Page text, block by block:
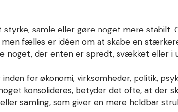
styrke, samle eller gøre noget mere stabilt.
fælles er idéen om at skabe en
noget, der enten er spredt, svækket eller i
for økonomi, virksomheder, politik,
konsolideres, betyder det ofte, at der
samling, som giver en mere holdbar